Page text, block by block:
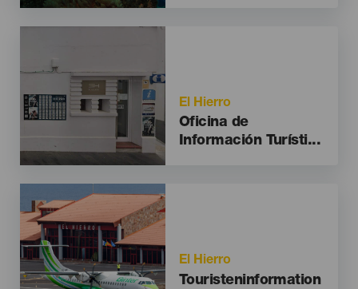
El Hierro
Oficina de
Información Turísti...
El Hierro
Touristeninformation